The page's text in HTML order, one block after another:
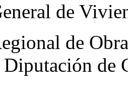
de
de
de